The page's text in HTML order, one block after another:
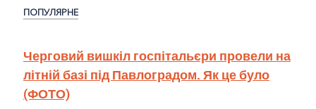
ПОПУЛЯРНЕ
Черговий вишкіл госпітальєри провели на
літній базі під Павлоградом. Як це було
(ФОТО)